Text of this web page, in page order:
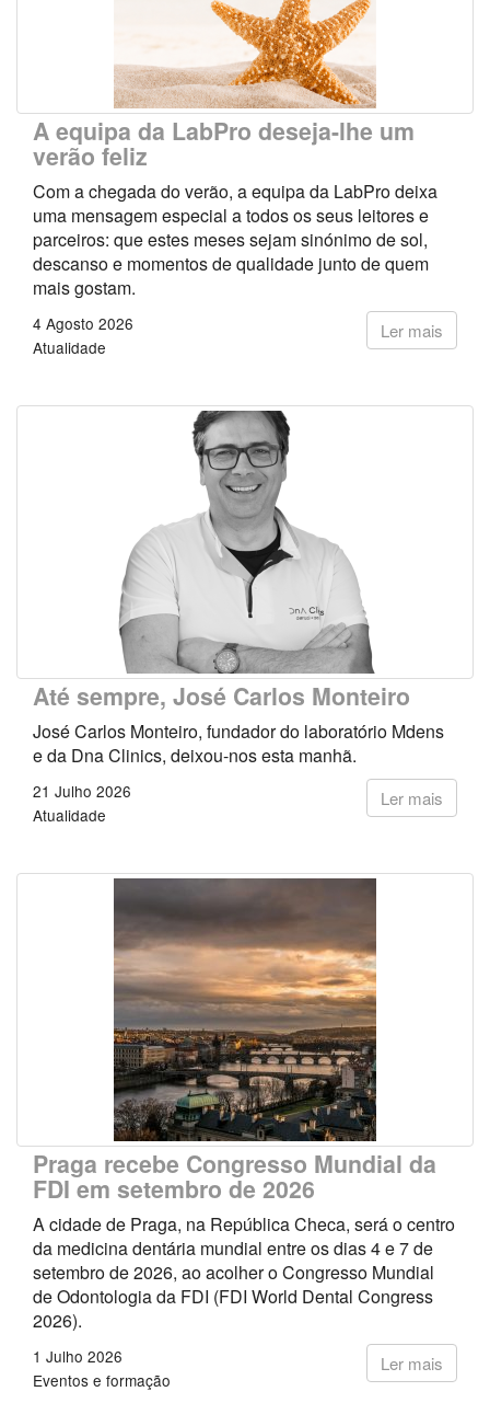
A equipa da LabPro deseja-lhe um
verão feliz
Com a chegada do verão, a equipa da LabPro deixa
uma mensagem especial a todos os seus leitores e
parceiros: que estes meses sejam sinónimo de sol,
descanso e momentos de qualidade junto de quem
mais gostam.
Ler mais
4 Agosto 2026
Atualidade
Até sempre, José Carlos Monteiro
José Carlos Monteiro, fundador do laboratório Mdens
e da Dna Clinics, deixou-nos esta manhã.
Ler mais
21 Julho 2026
Atualidade
Praga recebe Congresso Mundial da
FDI em setembro de 2026
A cidade de Praga, na República Checa, será o centro
da medicina dentária mundial entre os dias 4 e 7 de
setembro de 2026, ao acolher o Congresso Mundial
de Odontologia da FDI (FDI World Dental Congress
2026).
Ler mais
1 Julho 2026
Eventos e formação